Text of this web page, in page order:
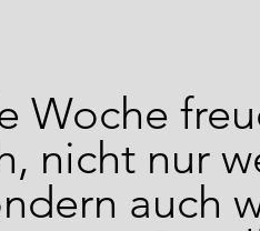
Woche
nicht nur
auch